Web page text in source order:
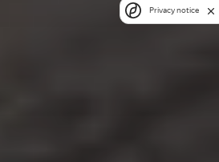
Privacy notice